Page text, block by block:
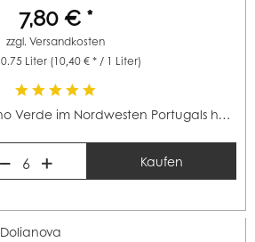
7,80 € *
zzgl.Versandkosten
0.75 Liter (10,40 € * / 1 Liter)
Die DOC-Region Vinho Verde im Nordwesten Portugals hat...
6 Kaufen
Dolianova